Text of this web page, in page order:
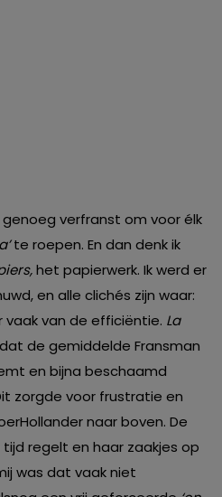
verfranst om voor élk
te roepen. En dan denk ik
het papierwerk. Ik werd er
en alle clichés zijn waar:
van de efficiëntie. La
de gemiddelde Fransman
en bijna beschaamd
zorgde voor frustratie en
naar boven. De
regelt en haar zaakjes op
was dat vaak niet